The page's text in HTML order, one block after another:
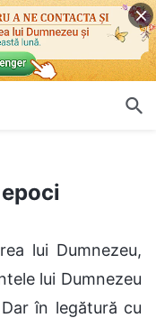
lui Dumnezeu,
lui Dumnezeu
în legătură cu